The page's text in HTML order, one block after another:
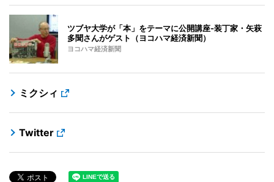
ツブヤ大学が「本」をテーマに公開講座-装丁家・矢萩
多聞さんがゲスト（ヨコハマ経済新聞）
ヨコハマ経済新聞
ミクシィ
Twitter